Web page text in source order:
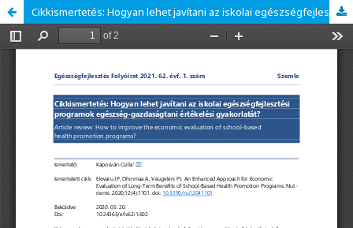
Cikkismertetés: Hogyan lehet javítani az iskolai egészségfejlesztési programok egészség-gazdaságtani értékelési gyakorlatát?